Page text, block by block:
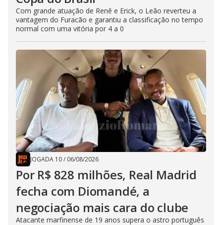
Com grande atuação de Renê e Erick, o Leão reverteu a
vantagem do Furacão e garantiu a classificação no tempo
normal com uma vitória por 4 a 0
JOGADA 10/ 06/08/2026
Por R$ 828 milhões, Real Madrid
fecha com Diomandé, a
negociação mais cara do clube
Atacante marfinense de 19 anos supera o astro português